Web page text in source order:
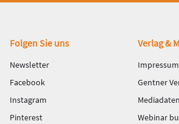
Fußbereich
Folgen Sie uns
Newsletter
Facebook
Instagram
Pinterest
Verlag &
Impressum
Gentner
Mediadaten
Webinar